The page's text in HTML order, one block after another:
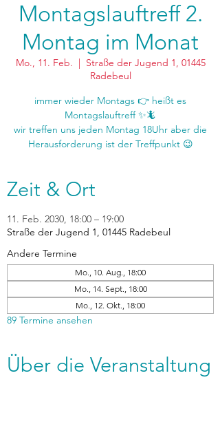
Montagslauftreff 2.
Montag im Monat
Mo., 11. Feb.
  |
Straße der Jugend 1, 01445
Radebeul
immer wieder Montags 👉 heißt es
Montagslauftreff ✨🦎
wir treffen uns jeden Montag 18Uhr aber die
Zeit & Ort
11. Feb. 2030, 18:00 – 19:00
Straße der Jugend 1, 01445 Radebeul
Andere Termine
Mo., 10. Aug., 18:00
Mo., 14. Sept., 18:00
Mo., 12. Okt., 18:00
89 Termine ansehen
Über die Veranstaltung